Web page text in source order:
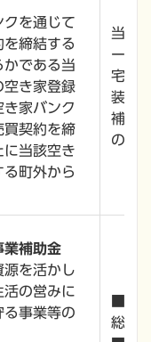
クを通じて
締結する
かである当
空き家登録
家バンク
買契約を締
に当該空き
る町外から
当該
ーム
宅設
装、
補修
の2
業補助金
源を活かし
の営みに
る事業等の
総事